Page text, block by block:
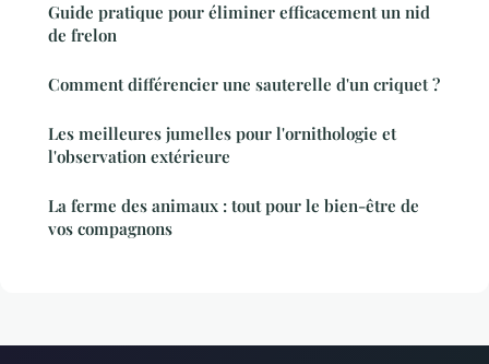
Guide pratique pour éliminer efficacement un nid
de frelon
Comment différencier une sauterelle d'un criquet ?
Les meilleures jumelles pour l'ornithologie et
l'observation extérieure
La ferme des animaux : tout pour le bien-être de
vos compagnons